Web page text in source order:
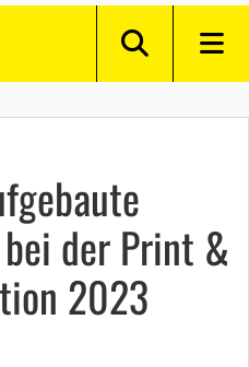
der Print &
2023